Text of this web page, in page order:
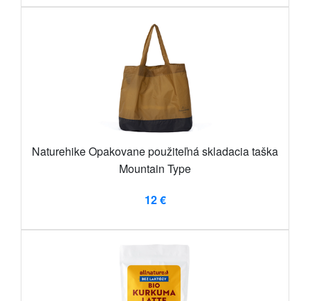
Naturehike Opakovane použiteľná skladacia taška
Mountain Type
12 €